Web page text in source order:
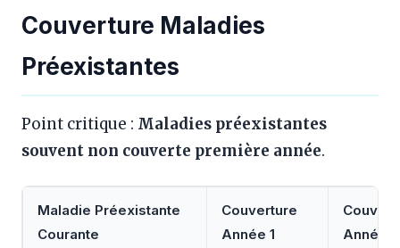
Couverture Maladies
Préexistantes
Point critique : Maladies préexistantes
souvent non couverte première année.
Maladie Préexistante
Courante
Couverture
Année 1
Année